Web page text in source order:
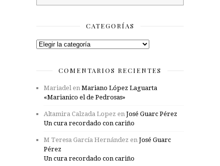
CATEGORÍAS
Categorías
COMENTARIOS RECIENTES
Mariadelen Mariano López Laguarta
«Marianico el de Pedrosas»
Altamira Calzada Lopez en José Guarc Pérez
Un cura recordado con cariño
M Teresa García Hernández en José Guarc
Pérez
Un cura recordado con cariño